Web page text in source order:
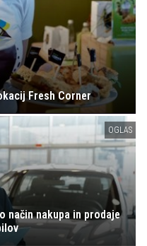
Fresh Corner
OGLAS
način nakupa in prodaje